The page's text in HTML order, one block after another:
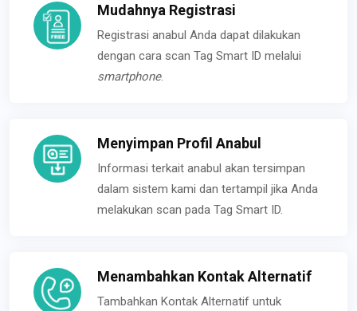
Mudahnya Registrasi
Registrasi anabul Anda dapat dilakukan
dengan cara scan Tag Smart ID melalui
smartphone.
Menyimpan Profil Anabul
Informasi terkait anabul akan tersimpan
dalam sistem kami dan tertampil jika Anda
melakukan scan pada Tag Smart ID.
Menambahkan Kontak Alternatif
Tambahkan Kontak Alternatif untuk